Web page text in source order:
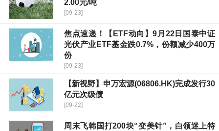
2.00元/吨
[09-23]
焦点速递！【ETF动向】9月22日国泰中证
光伏产业ETF基金跌0.7%，份额减少400万
份
[09-23]
【新视野】申万宏源(06806.HK)完成发行30
亿元次级债
[09-22]
周末飞韩国打200块“变美针”，白领迷上特